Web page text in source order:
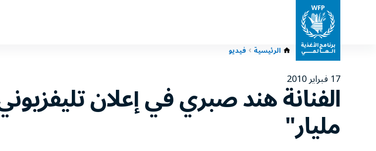
الرئيسية فيديو
17 فبراير 2010
الفنانة هند صبري في إعلان
مليار"